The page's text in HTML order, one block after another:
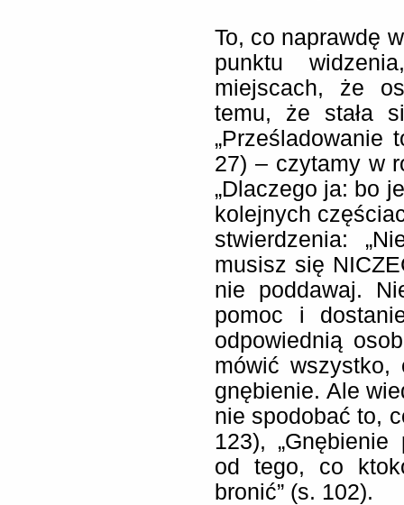
To, co naprawdę
punktu
miejscach, że
temu, że stała
„Prześladowanie
27) – czytamy w
„Dlaczego ja: bo
kolejnych
stwierdzenia:
musisz się
nie poddawaj.
pomoc i
odpowiednią
mówić wszystko,
gnębienie. Ale
nie spodobać to,
123),
od tego, co
bronić” (s. 102).